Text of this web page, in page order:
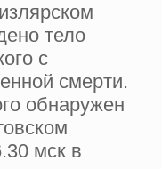
тело
с
смерти.
обнаружен
мск в